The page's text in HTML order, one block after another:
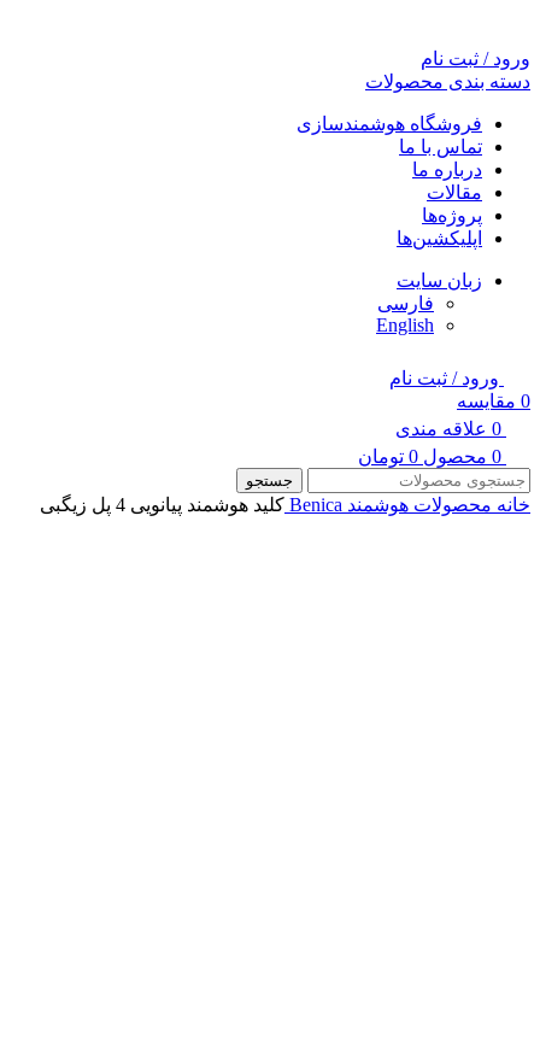
ورود / ثبت نام
دسته بندی محصولات
فروشگاه هوشمندسازی
تماس با ما
درباره ما
مقالات
پروژه‌ها
اپلیکشین‌ها
زبان سایت
فارسی
English
ورود / ثبت نام
0 مقایسه
0 علاقه مندی
0 محصول 0 تومان
جستجو
خانه محصولات هوشمند Benica کلید هوشمند پیانویی 4 پل زیگبی